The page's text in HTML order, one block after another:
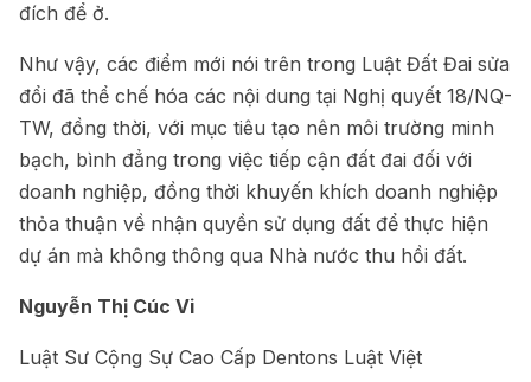
đích để ở.
Như vậy, các điểm mới nói trên trong Luật Đất Đai sửa
đổi đã thể chế hóa các nội dung tại Nghị quyết 18/NQ-
TW, đồng thời, với mục tiêu tạo nên môi trường minh
bạch, bình đẳng trong việc tiếp cận đất đai đối với
doanh nghiệp, đồng thời khuyến khích doanh nghiệp
thỏa thuận về nhận quyền sử dụng đất để thực hiện
dự án mà không thông qua Nhà nước thu hồi đất.
Nguyễn Thị Cúc Vi
Luật Sư Cộng Sự Cao Cấp Dentons Luật Việt